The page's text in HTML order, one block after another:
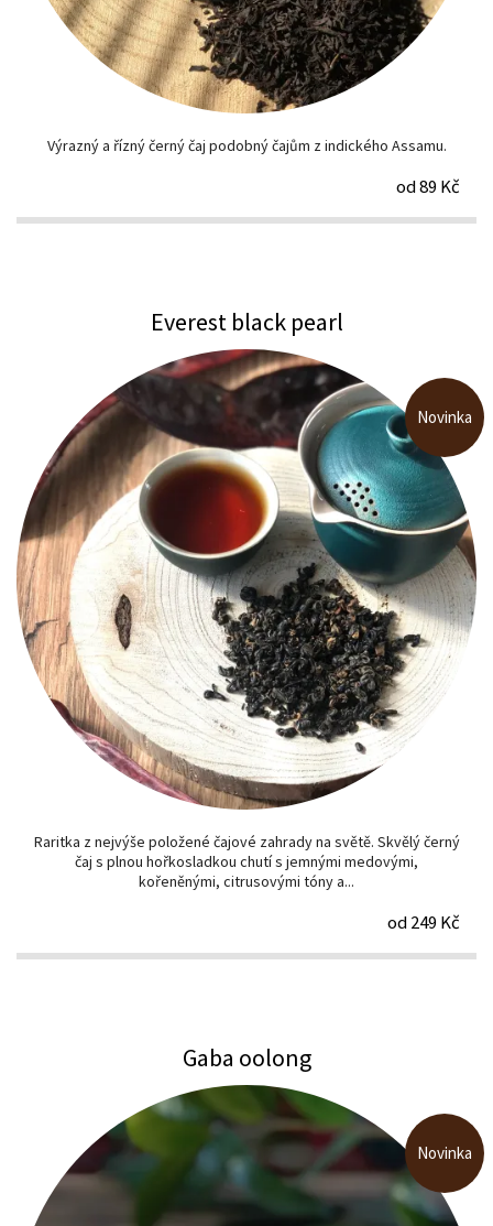
Výrazný a řízný černý čaj podobný čajům z indického Assamu.
od 89 Kč
Everest black pearl
Raritka z nejvýše položené čajové zahrady na světě. Skvělý černý
čaj s plnou hořkosladkou chutí s jemnými medovými,
kořeněnými, citrusovými tóny a...
od 249 Kč
Novinka
Gaba oolong
Novinka